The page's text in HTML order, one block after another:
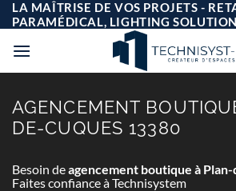
Passer
au
contenu
LA MAÎTRISE DE VOS PROJETS -
PARAMÉDICAL, LIGHTING
AGENCEMENT
DE-CUQUES 13380
Besoin deagencement boutique à
Faites confiance à Technisystem